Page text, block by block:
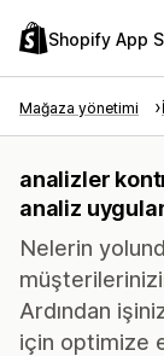
Shopify App
Mağaza yönetimi
analizler
analiz
Nelerin
Ardından
için optimize